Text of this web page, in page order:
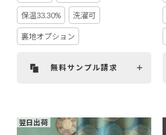
保温33.30% 洗濯可
裏地オプション
無料サンプル請求
翌日出荷